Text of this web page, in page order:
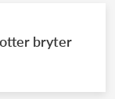
bryter